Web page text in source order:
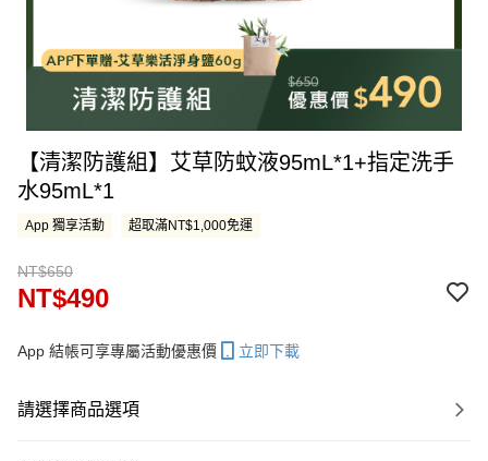
【清潔防護組】艾草防蚊液95mL*1+指定洗手
水95mL*1
App 獨享活動 超取滿NT$1,000免運
NT$650
NT$490
App 結帳可享專屬活動優惠價 立即下載
請選擇商品選項